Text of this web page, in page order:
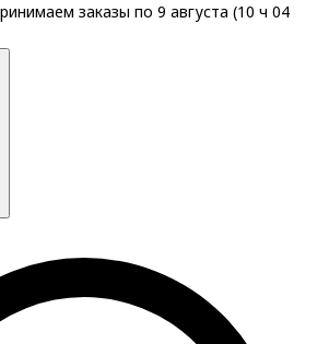
заказы по 9 августа (10 ч 04